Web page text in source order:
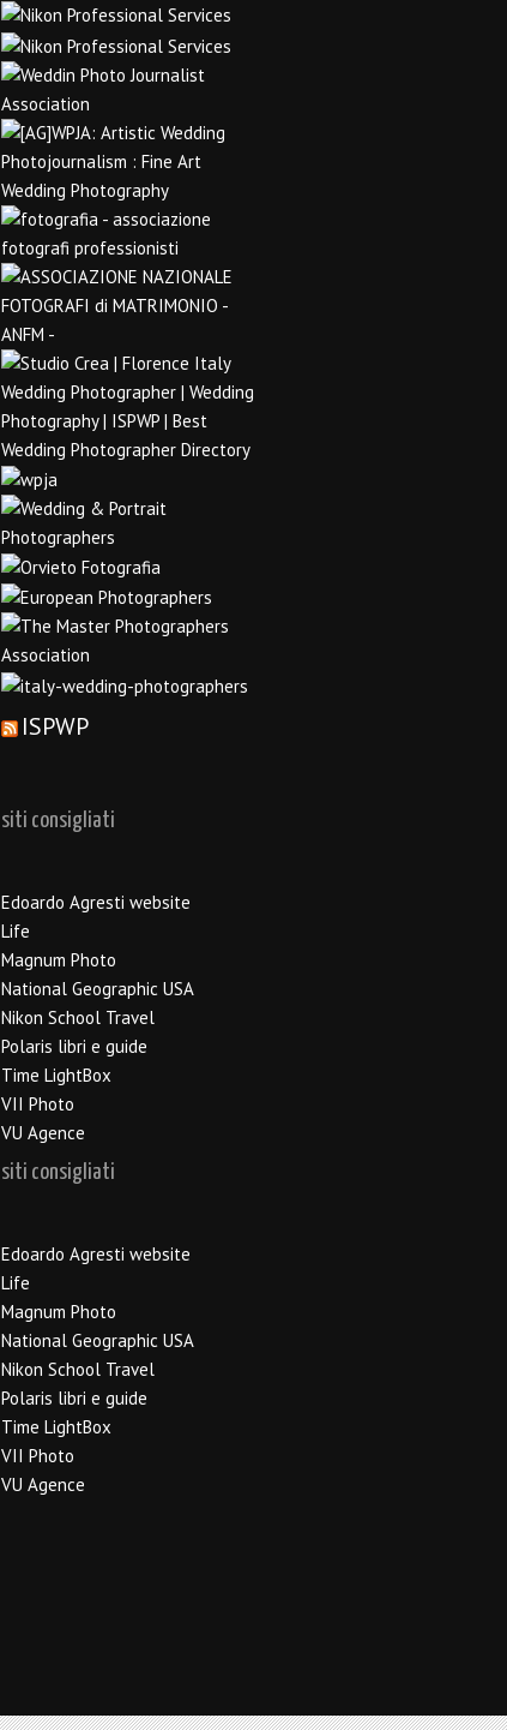
ISPWP
siti consigliati
Edoardo Agresti website
Life
Magnum Photo
National Geographic USA
Nikon School Travel
Polaris libri e guide
Time LightBox
VII Photo
VU Agence
siti consigliati
Edoardo Agresti website
Life
Magnum Photo
National Geographic USA
Nikon School Travel
Polaris libri e guide
Time LightBox
VII Photo
VU Agence